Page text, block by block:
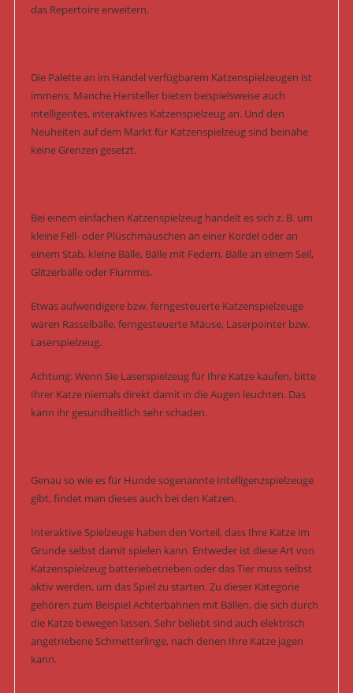
das Repertoire erweitern.
Die Palette an im Handel verfügbarem Katzenspielzeugen ist
immens. Manche Hersteller bieten beispielsweise auch
intelligentes, interaktives Katzenspielzeug an. Und den
Neuheiten auf dem Markt für Katzenspielzeug sind beinahe
keine Grenzen gesetzt.
Bei einem einfachen Katzenspielzeug handelt es sich z. B. um
kleine Fell- oder Plüschmäuschen an einer Kordel oder an
einem Stab, kleine Bälle, Bälle mit Federn, Bälle an einem Seil,
Glitzerbälle oder Flummis.
Etwas aufwendigere bzw. ferngesteuerte Katzenspielzeuge
wären Rasselbälle, ferngesteuerte Mäuse, Laserpointer bzw.
Laserspielzeug.
Achtung: Wenn Sie Laserspielzeug für Ihre Katze kaufen, bitte
Ihrer Katze niemals direkt damit in die Augen leuchten. Das
kann ihr gesundheitlich sehr schaden.
Genau so wie es für Hunde sogenannte Intelligenzspielzeuge
gibt, findet man dieses auch bei den Katzen.
Interaktive Spielzeuge haben den Vorteil, dass Ihre Katze im
Grunde selbst damit spielen kann. Entweder ist diese Art von
Katzenspielzeug batteriebetrieben oder das Tier muss selbst
aktiv werden, um das Spiel zu starten. Zu dieser Kategorie
gehören zum Beispiel Achterbahnen mit Bällen, die sich durch
die Katze bewegen lassen. Sehr beliebt sind auch elektrisch
angetriebene Schmetterlinge, nach denen Ihre Katze jagen
kann.